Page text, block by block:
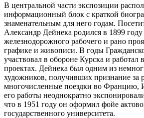
В центральной части экспозиции
информационный блок с краткой
знаменательным для него годам.
Александр Дейнека родился в 1899
железнодорожного рабочего и рано
графике и живописи. В годы
участвовал в обороне Курска и работал
проектах. Дейнека был одним из
художников, получивших признание за
многочисленные поездки во
его работы неоднократно
что в 1951 году он оформил фойе
государственного университета.